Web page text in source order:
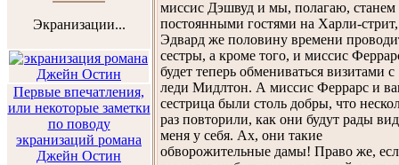
Экранизации...
Первые впечатления,
или некоторые заметки
по поводу
экранизаций романа
Джейн Остин
миссис Дэшвуд и мы, полагаю, станем
постоянными гостями на Харли-стрит,
Эдвард же половину времени
сестры, а кроме того, и миссис
будет теперь обмениваться визитами с
леди Мидлтон. А миссис Феррарс и
сестрица были столь добры, что
раз повторили, как они будут рады
меня у себя. Ах, они такие
обворожительные дамы! Право же,